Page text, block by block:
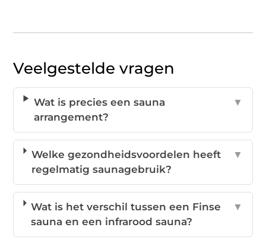
Veelgestelde vragen
Wat is precies een sauna
arrangement?
▼
Welke gezondheidsvoordelen heeft
regelmatig saunagebruik?
▼
Wat is het verschil tussen een Finse
sauna en een infrarood sauna?
▼